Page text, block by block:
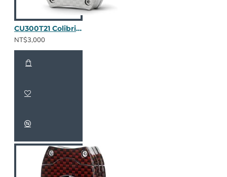
CU300T21 Colibri V-Cut 碳纖維(金屬銀)
NT$3,000